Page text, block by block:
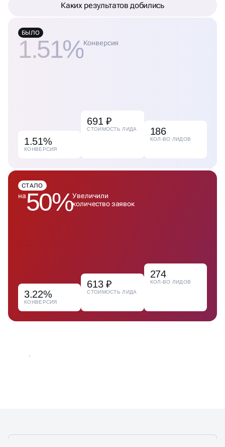
Каких результатов добились
БЫЛО
1.51%Конверсия
1.51%
КОНВЕРСИЯ
691 ₽
СТОИМОСТЬ ЛИДА 186
КОЛ-ВО ЛИДОВ
СТАЛО
на50%Увеличили
количество заявок
3.22%
КОНВЕРСИЯ
613 ₽
СТОИМОСТЬ ЛИДА
274
КОЛ-ВО ЛИДОВ